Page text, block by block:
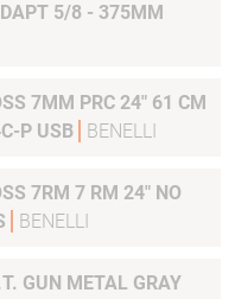
ADAPT 5/8 - 375MM
PRC 24" 61 CM
P USB
BENELLI
24" NO
BENELLI
GUN METAL GRAY